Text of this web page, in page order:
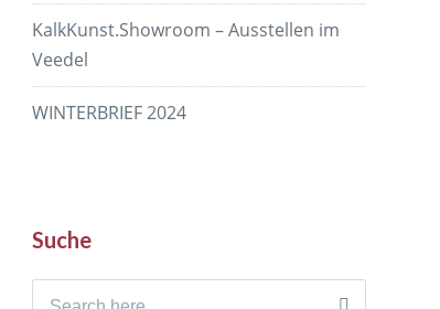
KalkKunst.Showroom – Ausstellen im
Veedel
WINTERBRIEF 2024
Suche
Search